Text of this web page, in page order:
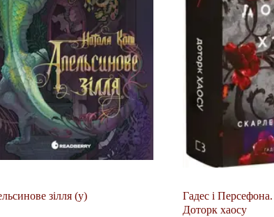
зілля (у)
Гадес і
Доторк хаосу